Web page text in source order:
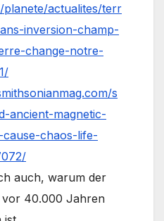
planete/actualites/terr
inversion-champ-
change-notre-
s
ancient-magnetic-
chaos-life-
auch, warum der
vor 40.000 Jahren